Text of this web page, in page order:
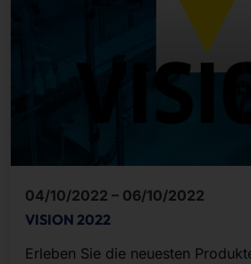
04/10/2022 – 06/10/2022
VISION 2022
Erleben Sie die neuesten